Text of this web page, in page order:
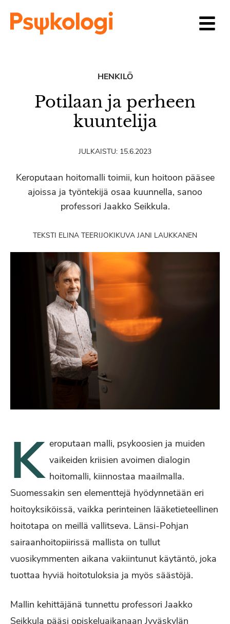
HENKILÖ
Potilaan ja perheen
kuuntelija
JULKAISTU: 15.6.2023
Keroputaan hoitomalli toimii, kun hoitoon pääsee
ajoissa ja työntekijä osaa kuunnella, sanoo
professori Jaakko Seikkula.
TEKSTI ELINA TEERIJOKIKUVA JANI LAUKKANEN
K eroputaan malli, psykoosien ja muiden
vaikeiden kriisien avoimen dialogin
hoitomalli, kiinnostaa maailmalla.
Suomessakin sen elementtejä hyödynnetään eri
hoitoyksiköissä, vaikka perinteinen lääketieteellinen
hoitotapa on meillä vallitseva. Länsi-Pohjan
sairaanhoitopiirissä mallista on tullut
vuosikymmenten aikana vakiintunut käytäntö, joka
tuottaa hyviä hoitotuloksia ja myös säästöjä.
Mallin kehittäjänä tunnettu professori Jaakko
Seikkula pääsi opiskeluaikanaan Jyväskylän